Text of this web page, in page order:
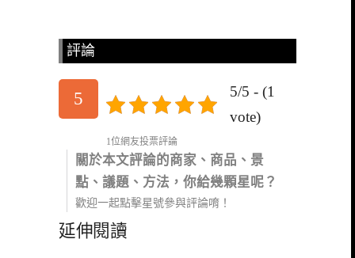
評論
5
5/5 - (1
vote)
1位網友投票評論
關於本文評論的商家、商品、景
點、議題、方法，你給幾顆星呢？
歡迎一起點擊星號參與評論唷！
延伸閱讀